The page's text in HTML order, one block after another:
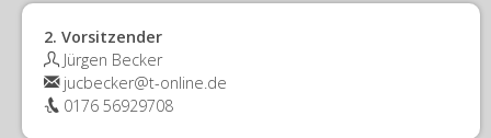
2. Vorsitzender
Jürgen Becker
jucbecker@t-online.de
0176 56929708